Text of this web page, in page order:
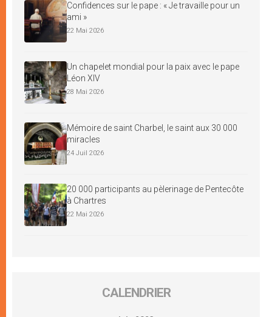
Confidences sur le pape : « Je travaille pour un
ami »
22 Mai 2026
Un chapelet mondial pour la paix avec le pape
Léon XIV
28 Mai 2026
Mémoire de saint Charbel, le saint aux 30 000
miracles
24 Juil 2026
20 000 participants au pèlerinage de Pentecôte
à Chartres
22 Mai 2026
CALENDRIER